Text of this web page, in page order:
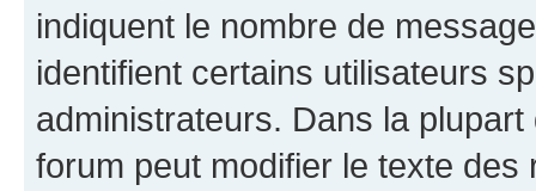
indiquent le nombre de
identifient certains utilisateurs
administrateurs. Dans la
forum peut modifier le texte